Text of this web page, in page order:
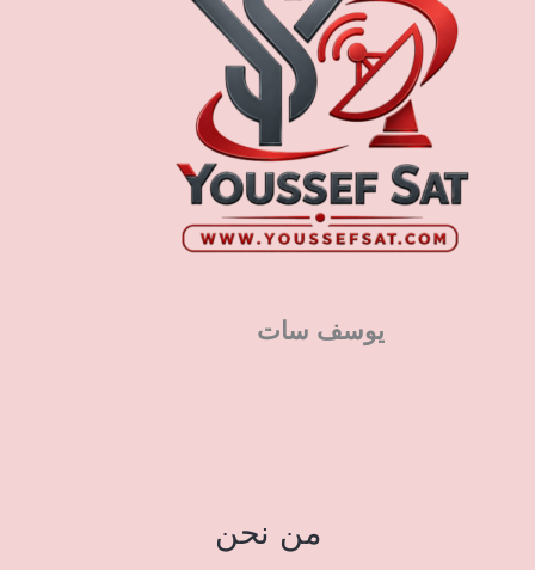
يوسف سات
من نحن